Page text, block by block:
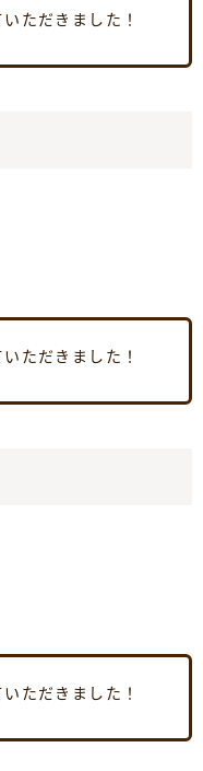
ただきました！
ただきました！
ただきました！